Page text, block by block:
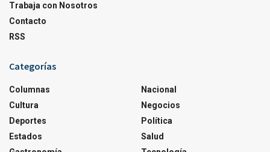
Trabaja con Nosotros
Contacto
RSS
Categorías
Columnas
Cultura
Deportes
Estados
Nacional
Negocios
Política
Salud